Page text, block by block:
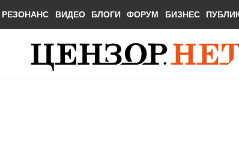
РЕЗОНАНС ВИДЕО БЛОГИ ФОРУМ БИЗНЕС